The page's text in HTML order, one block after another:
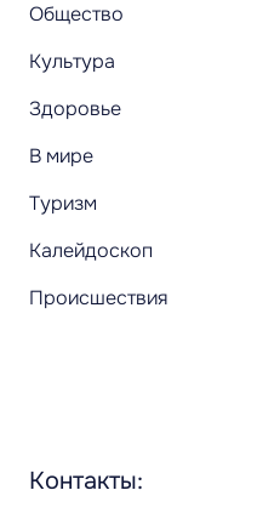
Общество
Культура
Здоровье
В мире
Туризм
Калейдоскоп
Происшествия
Контакты: